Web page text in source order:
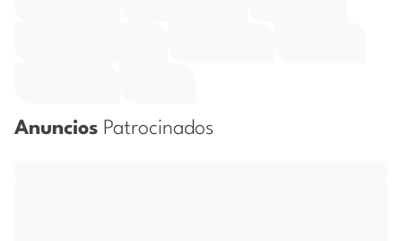
Anuncios Patrocinados